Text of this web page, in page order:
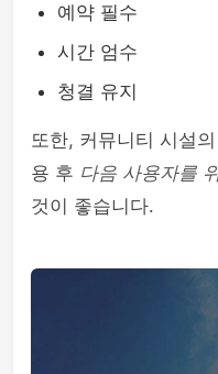
예약 필수
시간 엄수
청결 유지
또한, 커뮤니티 시설
용 후 다음 사용자를
것이 좋습니다.